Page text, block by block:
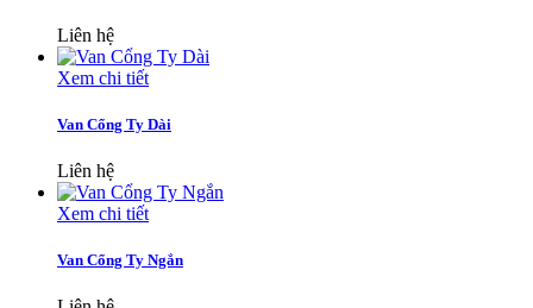
Liên hệ
Xem chi tiết
Van Cổng Ty Dài
Liên hệ
Xem chi tiết
Van Cổng Ty Ngắn